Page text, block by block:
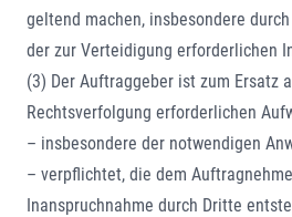
geltend machen, insbesondere
der zur Verteidigung erforderlichen
(3) Der Auftraggeber ist zum Ersatz
Rechtsverfolgung erforderlichen
– insbesondere der notwendigen
– verpflichtet, die dem
Inanspruchnahme durch Dritte